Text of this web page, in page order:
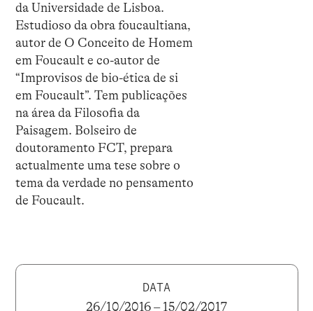
da Universidade de Lisboa.
Estudioso da obra foucaultiana,
autor de O Conceito de Homem
em Foucault e co-autor de
“Improvisos de bio-ética de si
em Foucault”. Tem publicações
na área da Filosofia da
Paisagem. Bolseiro de
doutoramento FCT, prepara
actualmente uma tese sobre o
tema da verdade no pensamento
de Foucault.
DATA
26/10/2016 – 15/02/2017